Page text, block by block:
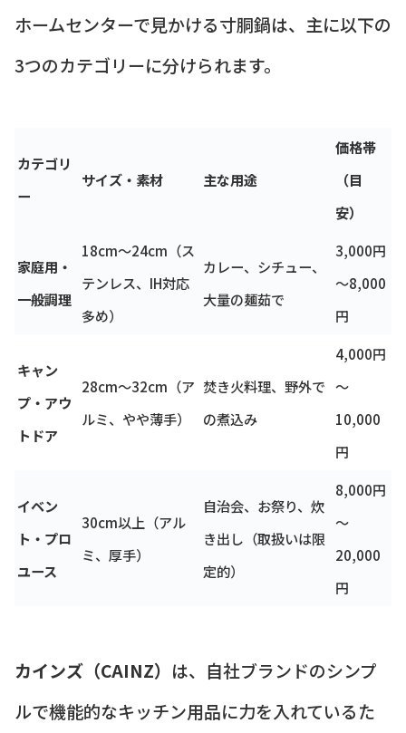
ホームセンターで見かける寸胴鍋は、主に以下の
3つのカテゴリーに分けられます。
カテゴリ
ー
サイズ・素材 主な用途
価格帯
（目
安）
家庭用・
一般調理
18cm～24cm（ス
テンレス、IH対応
多め）
カレー、シチュー、
大量の麺茹で
3,000円
～8,000
円
キャン
プ・アウ
トドア
28cm～32cm（ア
ルミ、やや薄手）
焚き火料理、野外で
の煮込み
4,000円
～
10,000
円
イベン
ト・プロ
ユース
30cm以上（アル
ミ、厚手）
自治会、お祭り、炊
き出し（取扱いは限
定的）
8,000円
～
20,000
円
カインズ（CAINZ） は、自社ブランドのシンプ
ルで機能的なキッチン用品に力を入れているた